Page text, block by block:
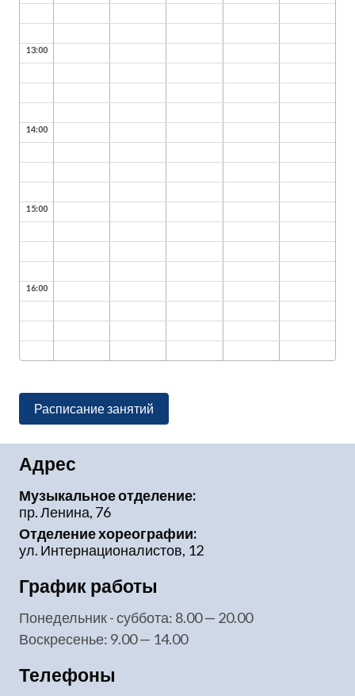
13:00
14:00
15:00
16:00
Расписание занятий
Адрес
Музыкальное отделение:
пр. Ленина, 76
Отделение хореографии:
ул. Интернационалистов, 12
График работы
понедельник - суббота: 8.00 — 20.00
воскресенье: 9.00 — 14.00
Телефоны